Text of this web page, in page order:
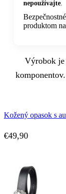
nepoužívajte
produktom
Výrobok je
Kožený opasok s
€49,90